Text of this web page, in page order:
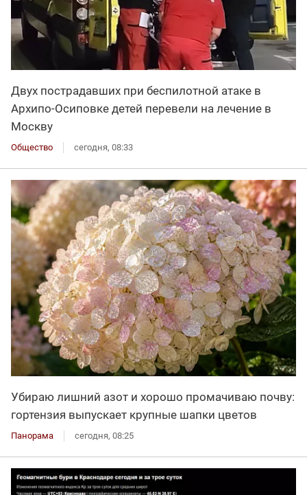
Двух пострадавших при беспилотной атаке в
Архипо-Осиповке детей перевели на лечение в
Москву
Общество сегодня, 08:33
Убираю лишний азот и хорошо промачиваю почву:
гортензия выпускает крупные шапки цветов
Панорама сегодня, 08:25